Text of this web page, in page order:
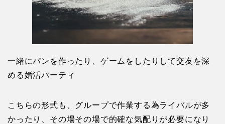
一緒にパンを作ったり、ゲームをしたりして交友を深
める婚活パーティ
こちらの形式も、グループで作業する為ライバルが多
かったり、その場その場で的確な気配りが必要になり